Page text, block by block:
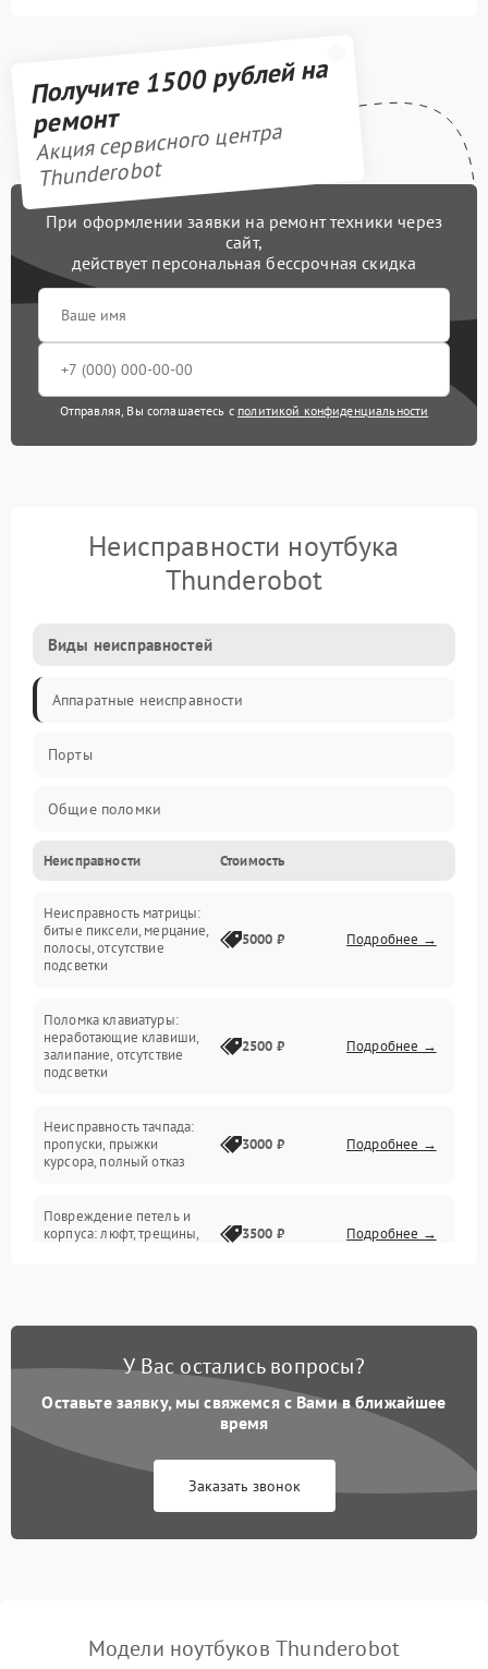
Получите 1500 рублей на
ремонт
Акция сервисного центра
Thunderobot
При оформлении заявки на ремонт техники через
сайт,
действует персональная бессрочная скидка
Отправляя, Вы соглашаетесь с политикой конфиденциальности
Неисправности ноутбука
Thunderobot
Виды неисправностей
Аппаратные неисправности
Порты
Общие поломки
Устройства
Программные ошибки
Электрические и системные сбои
Интерфейсные проблемы
Батарея
Сеть и интернет
Неисправности Стоимость
Неисправность матрицы:
битые пиксели, мерцание,
полосы, отсутствие
подсветки
5000 ₽ Подробнее →
Поломка клавиатуры:
неработающие клавиши,
залипание, отсутствие
подсветки
2500 ₽ Подробнее →
Неисправность тачпада:
пропуски, прыжки
курсора, полный отказ
3000 ₽ Подробнее →
Повреждение петель и
корпуса: люфт, трещины,
3500 ₽ Подробнее →
быстрая разрядка,
2500 ₽ Подробнее →
Неисправность зарядного
питания
2000 ₽ Подробнее →
неисправности кулера
пропадание диска
У Вас остались вопросы?
Оставьте заявку, мы свяжемся с Вами в ближайшее
время
Заказать звонок
Модели ноутбуков Thunderobot